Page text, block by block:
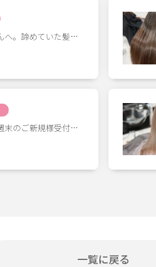
へ。諦めていた髪…
末のご新規様受付…
一覧に戻る